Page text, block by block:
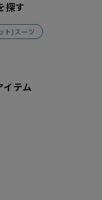
探す
ト)スーツ
イテム